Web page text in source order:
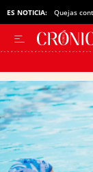
ES NOTICIA: Quejas